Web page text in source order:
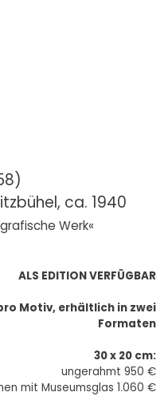
ca. 1940
Werk«
ALS EDITION VERFÜGBAR
Motiv, erhältlich in zwei
Formaten
30 x 20 cm:
ungerahmt 950 €
mit Museumsglas 1.060 €